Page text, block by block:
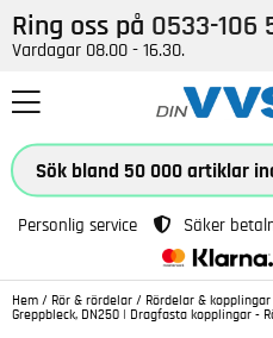
Ring oss på 0533-106
Vardagar 08.00 - 16.30.
Personlig service Säker
Hem / Rör & rördelar / Rördelar & kopplingar
Greppbleck, DN250 | Dragfasta kopplingar -